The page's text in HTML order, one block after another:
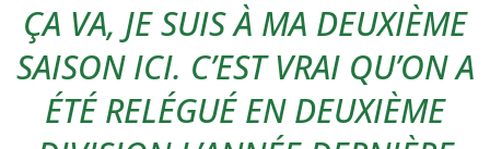
ÇA VA, JE SUIS À MA DEUXIÈME
SAISON ICI. C’EST VRAI QU’ON A
ÉTÉ RELÉGUÉ EN DEUXIÈME